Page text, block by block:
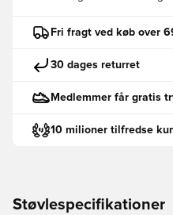
Fri fragt ved køb over
30 dages returret
Medlemmer får gratis
10 milioner tilfredse
Støvlespecifikationer